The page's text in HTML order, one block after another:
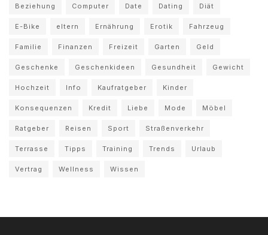
Beziehung Computer Date Dating Diät
E-Bike eltern Ernährung Erotik Fahrzeug
Familie Finanzen Freizeit Garten Geld
Geschenke Geschenkideen Gesundheit Gewicht
Hochzeit Info Kaufratgeber Kinder
Konsequenzen Kredit Liebe Mode Möbel
Ratgeber Reisen Sport Straßenverkehr
Terrasse Tipps Training Trends Urlaub
Vertrag Wellness Wissen